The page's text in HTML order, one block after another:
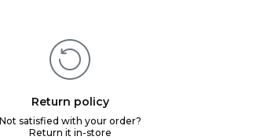
Return policy
Not satisfied with your order?
Return it in-store